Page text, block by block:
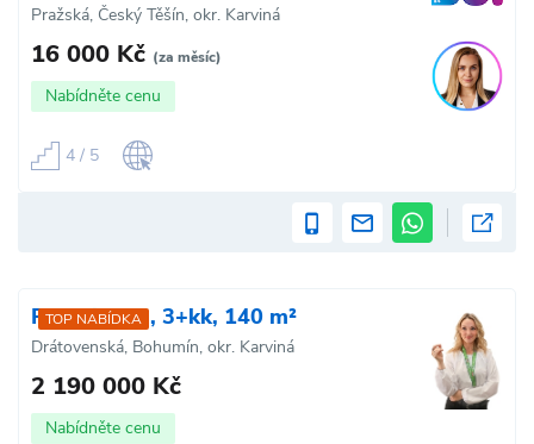
Pražská, Český Těšín, okr. Karviná
16 000 Kč (za měsíc)
Nabídněte cenu
4 / 5
TOP NABÍDKA
Prodej bytu, 3+kk, 140 m²
Drátovenská, Bohumín, okr. Karviná
2 190 000 Kč
Nabídněte cenu